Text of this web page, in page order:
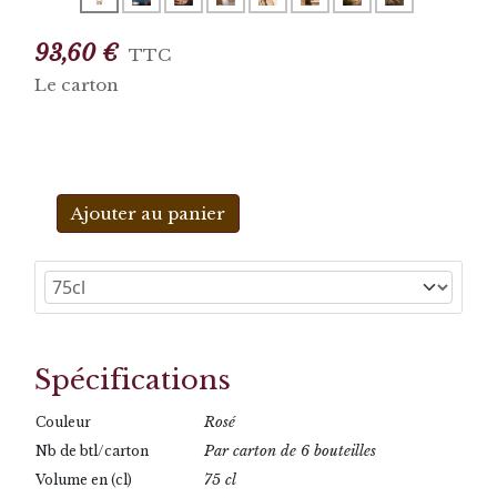
93,60 € TTC
Le carton
Ajouter au panier
Spécifications
Couleur Rosé
Nb de btl/carton Par carton de 6 bouteilles
Volume en (cl) 75 cl